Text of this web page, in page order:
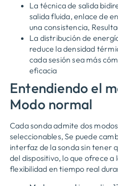
La técnica de salida
salida fluida, enlace de
una consistencia,
La distribución de
reduce la densidad
cada sesión sea más
eficacia
Entendiendo el
Modo normal
Cada sonda admite dos
seleccionables, Se puede
interfaz de la sonda sin tener
del dispositivo, lo que ofrece a
flexibilidad en tiempo real